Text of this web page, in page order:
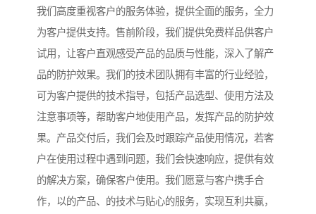
我们高度重视客户的服务体验，提供全面的服务，全力
为客户提供支持。售前阶段，我们提供免费样品供客户
试用，让客户直观感受产品的品质与性能，深入了解产
品的防护效果。我们的技术团队拥有丰富的行业经验，
可为客户提供的技术指导，包括产品选型、使用方法及
注意事项等，帮助客户地使用产品，发挥产品的防护效
果。产品交付后，我们会及时跟踪产品使用情况，若客
户在使用过程中遇到问题，我们会快速响应，提供有效
的解决方案，确保客户使用。我们愿意与客户携手合
作，以的产品、的技术与贴心的服务，实现互利共赢，